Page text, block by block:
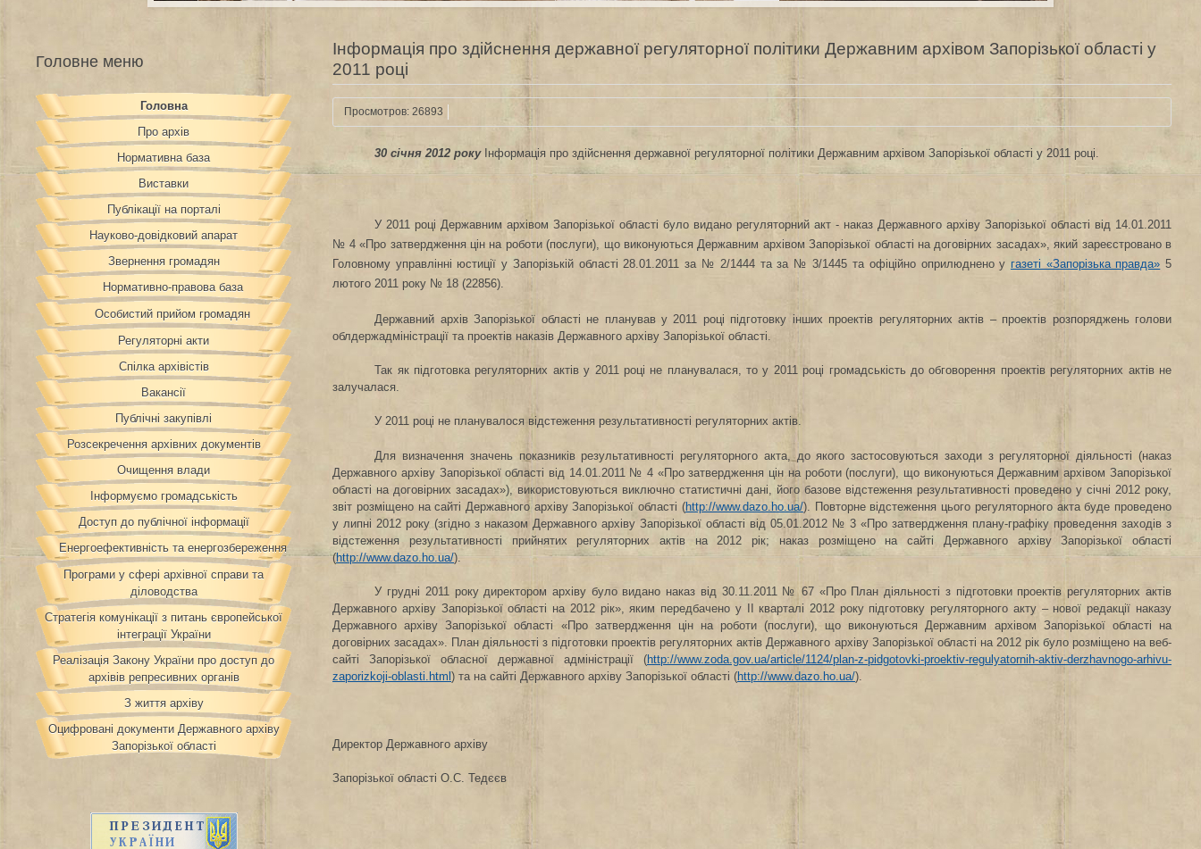
Головне меню
Головна
Про архів
Нормативна база
Виставки
Публікації на порталі
Науково-довідковий апарат
Звернення громадян
Нормативно-правова база
Особистий прийом громадян
Регуляторні акти
Спілка архівістів
Вакансії
Публічні закупівлі
Розсекречення архівних документів
Очищення влади
Інформуємо громадськість
Доступ до публічної інформації
Енергоефективність та енергозбереження
Програми у сфері архівної справи та
діловодства
Стратегія комунікації з питань європейської
інтеграції України
Реалізація Закону України про доступ до
архівів репресивних органів
З життя архіву
Оцифровані документи Державного архіву
Запорізької області
Інформація про здійснення державної регуляторної політики Державним архівом Запорізької області у
2011 році
Просмотров: 26893
30 січня 2012 року Інформація про здійснення державної регуляторної політики Державним архівом Запорізької області у 2011 році.
У 2011 році Державним архівом Запорізької області було видано регуляторний акт - наказ Державного архіву Запорізької області від 14.01.2011
№ 4 «Про затвердження цін на роботи (послуги), що виконуються Державним архівом Запорізької області на договірних засадах», який зареєстровано в
Головному управлінні юстиції у Запорізькій області 28.01.2011 за № 2/1444 та за № 3/1445 та офіційно оприлюднено у газеті «Запорізька правда» 5
лютого 2011 року № 18 (22856).
Державний архів Запорізької області не планував у 2011 році підготовку інших проектів регуляторних актів – проектів розпоряджень голови
облдержадміністрації та проектів наказів Державного архіву Запорізької області.
Так як підготовка регуляторних актів у 2011 році не планувалася, то у 2011 році громадськість до обговорення проектів регуляторних актів не
залучалася.
У 2011 році не планувалося відстеження результативності регуляторних актів.
Для визначення значень показників результативності регуляторного акта, до якого застосовуються заходи з регуляторної діяльності (наказ
Державного архіву Запорізької області від 14.01.2011 № 4 «Про затвердження цін на роботи (послуги), що виконуються Державним архівом Запорізької
області на договірних засадах»), використовуються виключно статистичні дані, його базове відстеження результативності проведено у січні 2012 року,
звіт розміщено на сайті Державного архіву Запорізької області (http://www.dazo.ho.ua/). Повторне відстеження цього регуляторного акта буде проведено
у липні 2012 року (згідно з наказом Державного архіву Запорізької області від 05.01.2012 № 3 «Про затвердження плану-графіку проведення заходів з
відстеження результативності прийнятих регуляторних актів на 2012 рік; наказ розміщено на сайті Державного архіву Запорізької області
(http://www.dazo.ho.ua/).
У грудні 2011 року директором архіву було видано наказ від 30.11.2011 № 67 «Про План діяльності з підготовки проектів регуляторних актів
Державного архіву Запорізької області на 2012 рік», яким передбачено у ІІ кварталі 2012 року підготовку регуляторного акту – нової редакції наказу
Державного архіву Запорізької області «Про затвердження цін на роботи (послуги), що виконуються Державним архівом Запорізької області на
договірних засадах». План діяльності з підготовки проектів регуляторних актів Державного архіву Запорізької області на 2012 рік було розміщено на веб-
сайті Запорізької обласної державної адміністрації (http://www.zoda.gov.ua/article/1124/plan-z-pidgotovki-proektiv-regulyatornih-aktiv-derzhavnogo-arhivu-
zaporizkoji-oblasti.html)та на сайті Державного архіву Запорізької області (http://www.dazo.ho.ua/).
Директор Державного архіву
Запорізької області О.С. Тедєєв